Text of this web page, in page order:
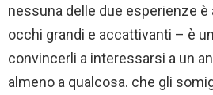
nessuna delle due esperienze è
occhi grandi e accattivanti – è
convincerli a interessarsi a un
almeno a qualcosa. che gli